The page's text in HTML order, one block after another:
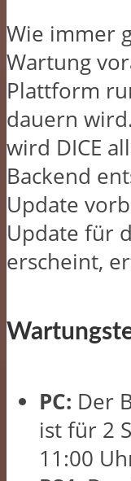
Wie immer
Wartung
Plattform
dauern
wird DICE
Backend
Update
Update für
erscheint,
PC: Der
ist für 2
11:00